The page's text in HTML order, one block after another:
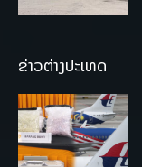
ຂ່າວຕ່າງປະເທດ